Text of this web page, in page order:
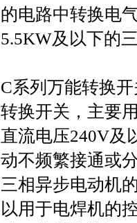
的电路中转换电
5.5KW及以下的
C系列万能转换
转换开关，主要
直流电压240V及
动不频繁接通或
三相异步电动机
以用于电焊机的